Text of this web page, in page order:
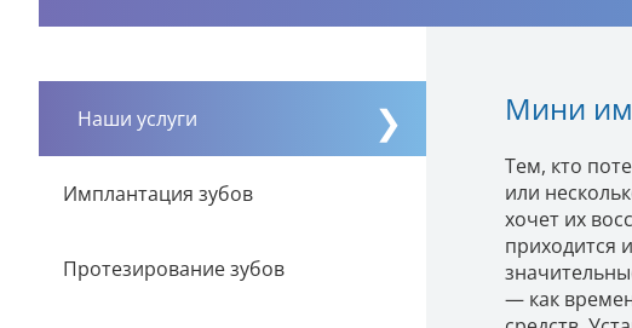
Наши услуги
Имплантация зубов
Протезирование зубов
Мини
Тем, кто
или
хочет их
приходится
— как